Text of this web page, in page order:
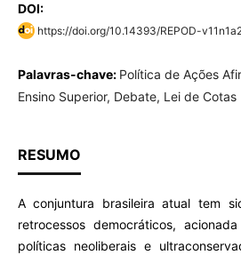
DOI:
https://doi.org/10.14393/REPOD-
Palavras-chave: Política de Ações
Ensino Superior, Debate, Lei de Cotas
RESUMO
A conjuntura brasileira atual tem
retrocessos democráticos,
políticas neoliberais e